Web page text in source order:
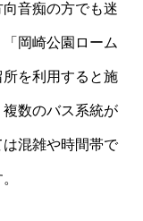
音痴の方でも迷
岡崎公園ローム
を利用すると施
数のバス系統が
混雑や時間帯で